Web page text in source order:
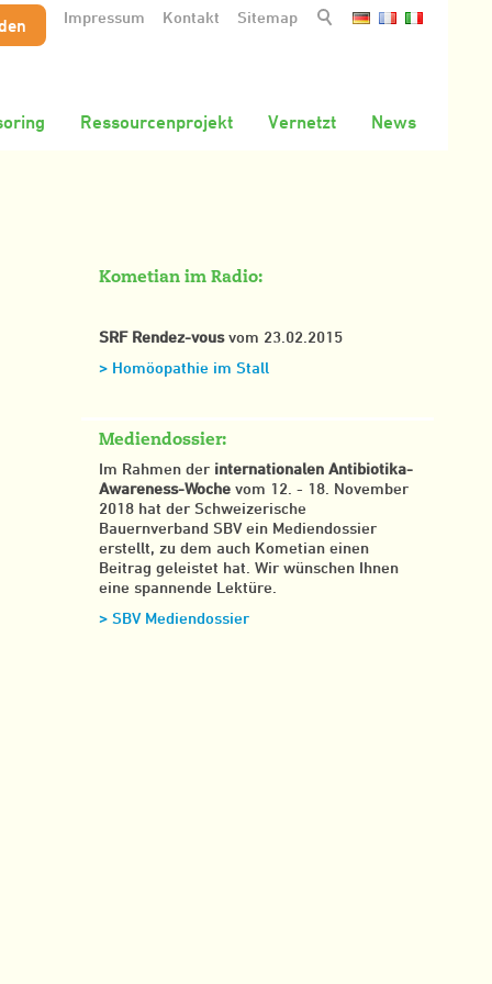
Impressum Kontakt Sitemap
Ressourcenprojekt Vernetzt News
Kometian im Radio:
SRF Rendez-vousvom 23.02.2015
> Homöopathie im Stall
Mediendossier:
Im Rahmen der internationalen Antibiotika-
Awareness-Woche vom 12. - 18. November
2018 hat der Schweizerische
Bauernverband SBV ein Mediendossier
erstellt, zu dem auch Kometian einen
Beitrag geleistet hat. Wir wünschen Ihnen
eine spannende Lektüre.
> SBV Mediendossier